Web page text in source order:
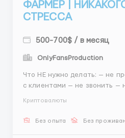
ФАРМЕР |
СТРЕССА
500-700$ / в месяц
OnlyFansProduction
Что НЕ нужно делать: — не
с клиентами — не звонить —
прогревать их — сайты
Криптовалюты
Без опыта Без